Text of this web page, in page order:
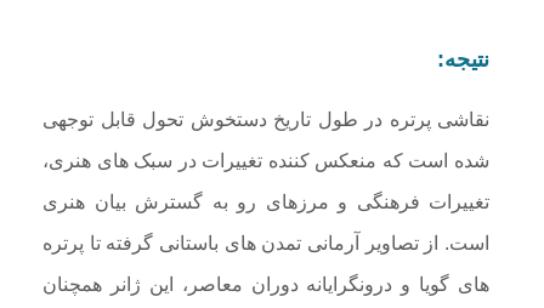
نتیجه:
نقاشی پرتره در طول تاریخ دستخوش تحول قابل توجهی
شده است که منعکس کننده تغییرات در سبک های هنری،
تغییرات فرهنگی و مرزهای رو به گسترش بیان هنری
است. از تصاویر آرمانی تمدن های باستانی گرفته تا پرتره
های گویا و درونگرایانه دوران معاصر، این ژانر همچنان